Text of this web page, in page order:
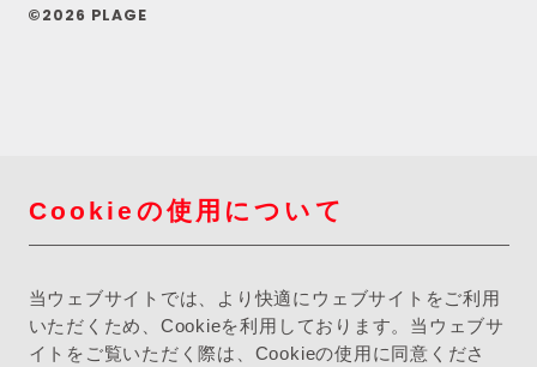
©2026 PLAGE
Cookieの使用について
当ウェブサイトでは、より快適にウェブサイトをご利用
いただくため、Cookieを利用しております。当ウェブサ
イトをご覧いただく際は、Cookieの使用に同意くださ